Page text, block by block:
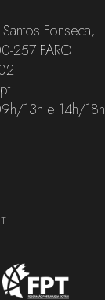
Fonseca,
257 FARO
13h e 14h/18h